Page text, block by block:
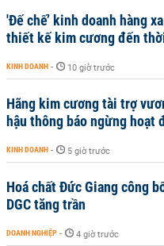
'Đế chế’ kinh doanh hàng
thiết kế kim cương đến
KINH DOANH - 10 giờ trước
Hãng kim cương tài trợ
hậu thông báo ngừng hoạt
KINH DOANH - 5 giờ trước
Hoá chất Đức Giang công
DGC tăng trần
DOANH NGHIỆP - 4 giờ trước